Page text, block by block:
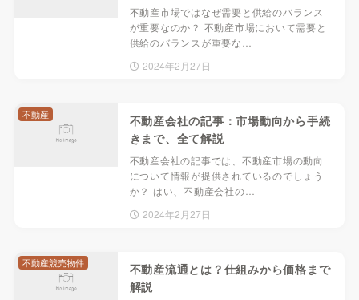
不動産市場ではなぜ需要と供給のバランス
が重要なのか？ 不動産市場において需要と
供給のバランスが重要な…
2024年2月27日
不動産会社の記事：市場動向から手続
きまで、全て解説
不動産会社の記事では、不動産市場の動向
について情報が提供されているのでしょう
か？ はい、不動産会社の…
2024年2月27日
不動産
不動産流通とは？仕組みから価格まで
解説
不動産競売物件